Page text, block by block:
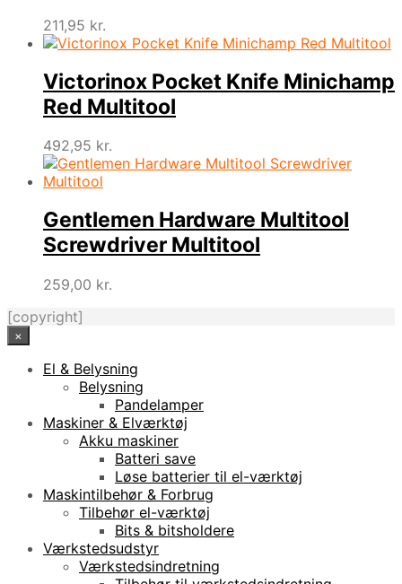
211,95 kr.
Victorinox Pocket Knife Minichamp
Red Multitool
492,95 kr.
Gentlemen Hardware Multitool
Screwdriver Multitool
259,00 kr.
[copyright]
×
El & Belysning
Belysning
Pandelamper
Maskiner & Elværktøj
Akku maskiner
Batteri save
Løse batterier til el-værktøj
Maskintilbehør & Forbrug
Tilbehør el-værktøj
Bits & bitsholdere
Værkstedsudstyr
Værkstedsindretning